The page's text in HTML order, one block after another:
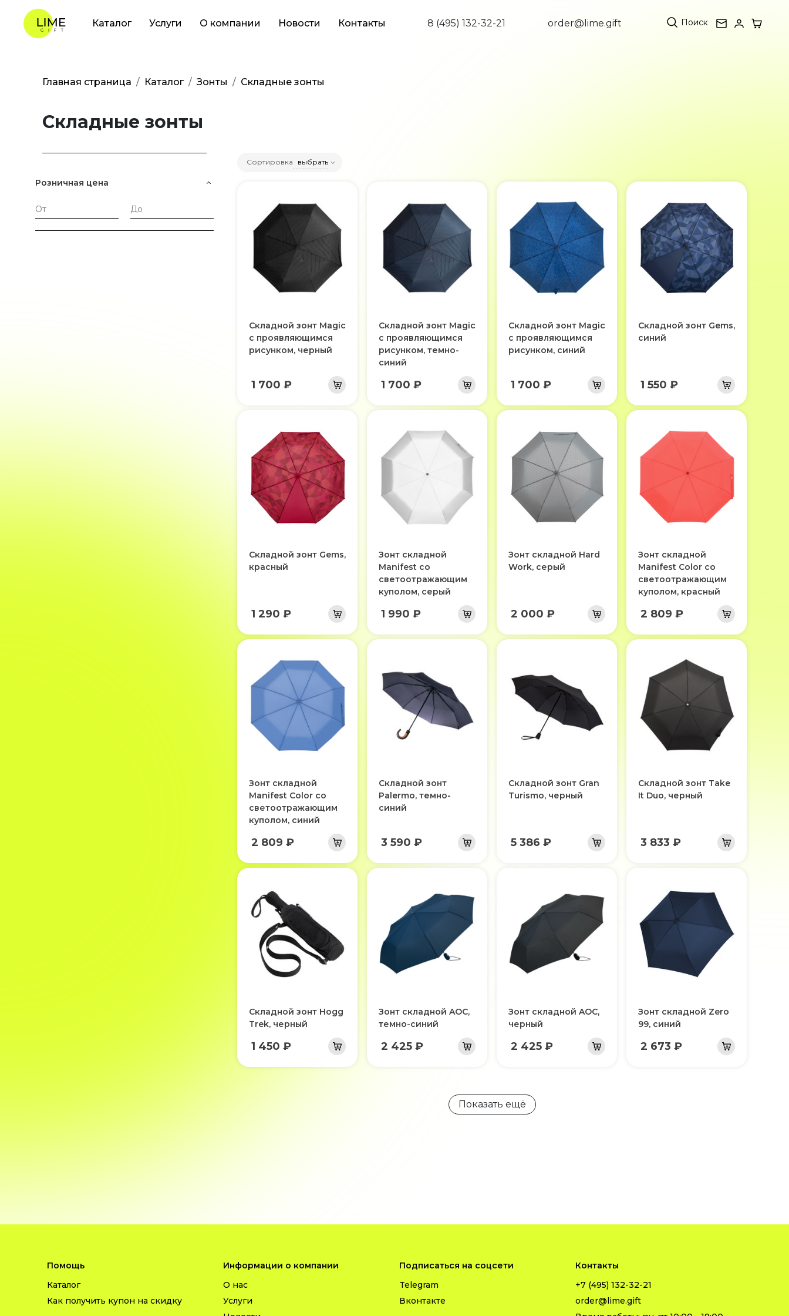
Каталог Услуги О компании Новости Контакты 8 (495) 132-32-21 order@lime.gift Поиск
Главная страница Каталог Зонты Складные зонты
Складные зонты
Розничная цена
Сортировка выбрать
Складной зонт Magic
с проявляющимся
рисунком, черный
1 700 ₽
Складной зонт Magic
с проявляющимся
рисунком, темно-
синий
1 700 ₽
Складной зонт Magic
с проявляющимся
рисунком, синий
1 700 ₽
Складной зонт Gems,
синий
1 550 ₽
Складной зонт Gems,
красный
1 290 ₽
Зонт складной
Manifest со
светоотражающим
куполом, серый
1 990 ₽
Зонт складной Hard
Work, серый
2 000 ₽
Зонт складной
Manifest Color со
светоотражающим
куполом, красный
2 809 ₽
Зонт складной
Manifest Color со
светоотражающим
куполом, синий
2 809 ₽
Складной зонт
Palermo, темно-
синий
3 590 ₽
Складной зонт Gran
Turismo, черный
5 386 ₽
Складной зонт Take
It Duo, черный
3 833 ₽
Складной зонт Hogg
Trek, черный
1 450 ₽
Зонт складной AOC,
темно-синий
2 425 ₽
Зонт складной AOC,
черный
2 425 ₽
Зонт складной Zero
99, синий
2 673 ₽
Показать ещё
Помощь
Каталог
Как получить купон на скидку
Информации о компании
О нас
Услуги
Подписаться на соцсети
Telegram
Вконтакте
Контакты
+7 (495) 132-32-21
order@lime.gift